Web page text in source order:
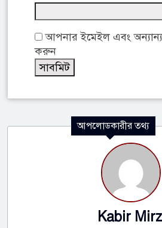
আপনার ইমেইল এবং
করুন
আপলোডকারীর তথ্য
Kabir